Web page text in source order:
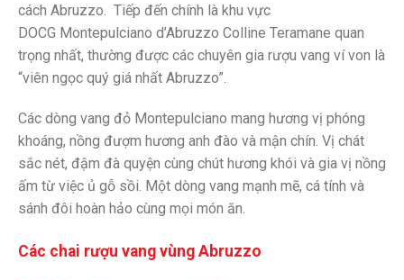
cách Abruzzo. Tiếp đến chính là khu vực
DOCG Montepulciano d’Abruzzo Colline Teramane quan
trọng nhất, thường được các chuyên gia rượu vang ví von là
“viên ngọc quý giá nhất Abruzzo”.
Các dòng vang đỏ Montepulciano mang hương vị phóng
khoáng, nồng đượm hương anh đào và mận chín. Vị chát
sắc nét, đậm đà quyện cùng chút hương khói và gia vị nồng
ấm từ việc ủ gỗ sồi. Một dòng vang mạnh mẽ, cá tính và
sánh đôi hoàn hảo cùng mọi món ăn.
Các chai rượu vang vùng Abruzzo